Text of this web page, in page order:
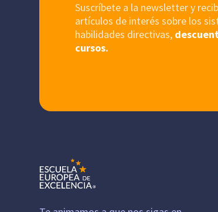
Suscríbete a la newsletter y
artículos de interés sobre los
habilidades directivas,
cursos.